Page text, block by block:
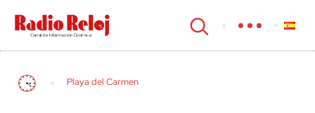
cerrar
Playa del Carmen